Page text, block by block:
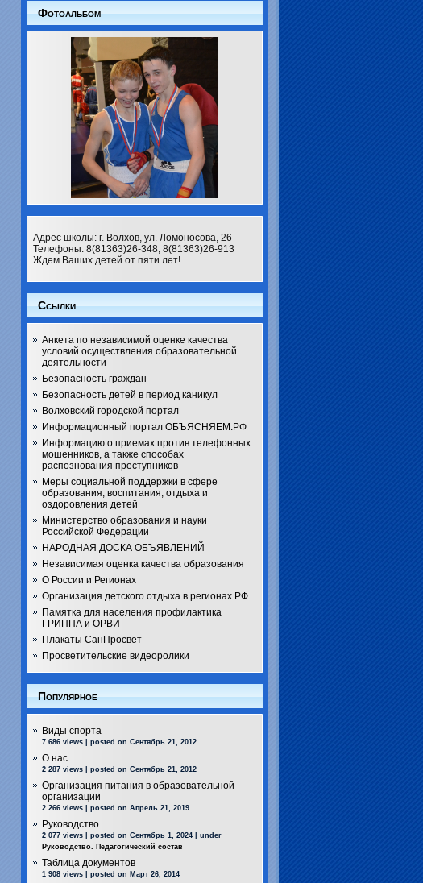
Фотоальбом
Адрес школы: г. Волхов, ул. Ломоносова, 26
Телефоны: 8(81363)26-348; 8(81363)26-913
Ждем Ваших детей от пяти лет!
Ссылки
Анкета по независимой оценке качества
условий осуществления образовательной
деятельности
Безопасность граждан
Безопасность детей в период каникул
Волховский городской портал
Информационный портал ОБЪЯСНЯЕМ.РФ
Информацию о приемах против телефонных
мошенников, а также способах
распознования преступников
Меры социальной поддержки в сфере
образования, воспитания, отдыха и
оздоровления детей
Министерство образования и науки
Российской Федерации
НАРОДНАЯ ДОСКА ОБЪЯВЛЕНИЙ
Независимая оценка качества образования
О России и Регионах
Организация детского отдыха в регионах РФ
Памятка для населения профилактика
ГРИППА и ОРВИ
Плакаты СанПросвет
Просветительские видеоролики
Популярное
Виды спорта
7 686 views posted on Сентябрь 21, 2012
О нас
2 287 views posted on Сентябрь 21, 2012
Организация питания в образовательной
организации
2 266 views posted on Апрель 21, 2019
Руководство
2 077 views posted on Сентябрь 1, 2024
under
Руководство. Педагогический состав
Таблица документов
1 908 views posted on Март 26, 2014